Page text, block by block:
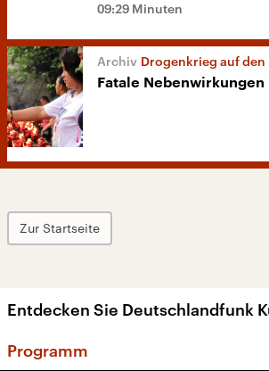
09:29 Minuten
Drogenkrieg auf
Fatale Nebenwirkungen
Zur Startseite
Entdecken Sie Deutschlandfunk
Programm